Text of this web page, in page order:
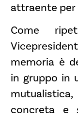
attraente per
Come
memoria è
in gruppo in
concreta e